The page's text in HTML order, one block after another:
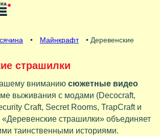
• Майнкрафт
• Деревенские
страшилки
вниманию сюжетные видео
выживания с модами (Decocraft,
Craft, Secret Rooms, TrapCraft и
«Деревенские страшилки» объединяет
таинственными историями.